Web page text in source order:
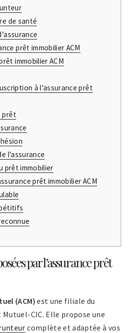
de santé
prêt immobilier ACM
immobilier ACM
à l’assurance prêt
prêt
l’assurance
prêt immobilier
prêt immobilier ACM
par l’assurance prêt
(ACM) est une filiale du
CIC. Elle propose une
complète et adaptée à vos